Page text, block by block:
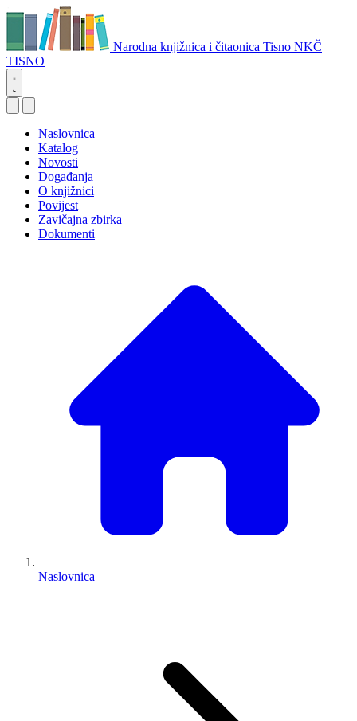
Narodna knjižnica i čitaonica Tisno NKČ
TISNO
Naslovnica
Katalog
Novosti
Događanja
O knjižnici
Povijest
Zavičajna zbirka
Dokumenti
Naslovnica